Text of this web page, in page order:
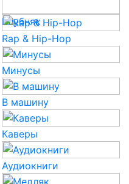
Клубняк
Rap & Hip-Hop
Минусы
В машину
Каверы
Аудиокниги